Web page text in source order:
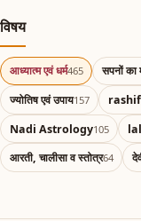
विषय
आध्यात्म एवं धर्म465 सपनों
ज्योतिष एवं उपाय157
Nadi Astrology105
आरती, चालीसा व स्तोत्र64